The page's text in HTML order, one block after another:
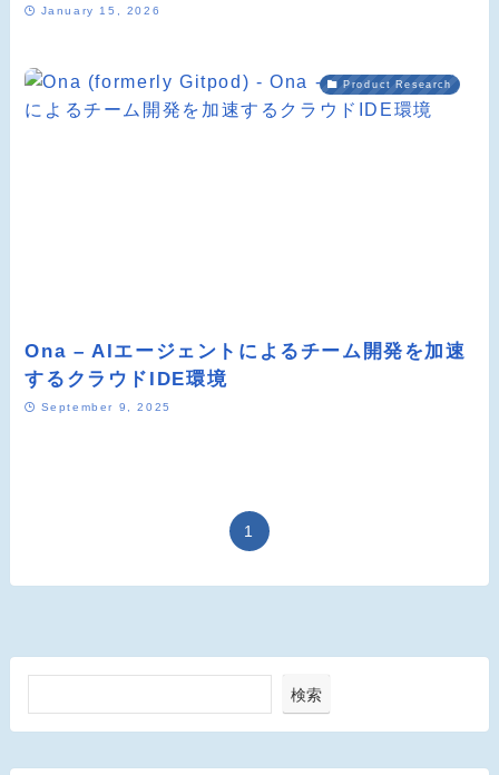
January 15, 2026
Product Research
Ona – AIエージェントによるチーム開発を加速
するクラウドIDE環境
September 9, 2025
1
検索